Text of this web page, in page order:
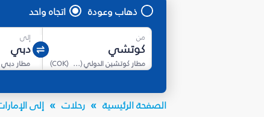
ذهاب وعودة اتجاه واحد
من
مطار كوتشين الدولي (كوتشي) (
COK
)
إلى
مطار دبي
الصفحة الرئيسية رحلات إلى